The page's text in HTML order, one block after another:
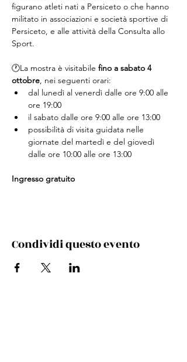
figurano atleti nati a Persiceto o che hanno
militato in associazioni e società sportive di
Persiceto, e alle attività della Consulta allo
Sport.
🕐​La mostra è visitabile fino a sabato 4
ottobre, nei seguenti orari:
dal lunedì al venerdì dalle ore 9:00 alle
ore 19:00
il sabato dalle ore 9:00 alle ore 13:00
possibilità di visita guidata nelle
giornate del martedì e del giovedì
dalle ore 10:00 alle ore 13:00
Ingresso gratuito
Condividi questo evento